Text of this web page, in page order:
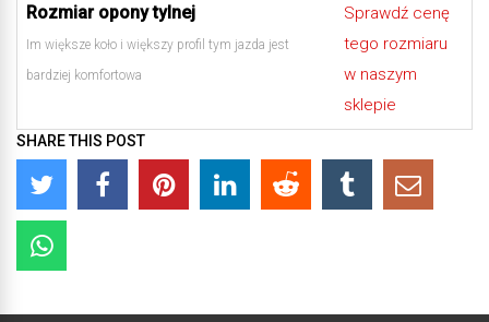
Rozmiar opony tylnej
Im większe koło i większy profil tym jazda jest
bardziej komfortowa
Sprawdź cenę
tego rozmiaru
w naszym
sklepie
SHARE THIS POST